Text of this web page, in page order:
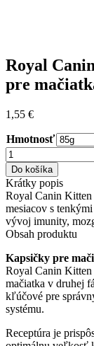
Royal
pre
1,55 €
Hmotnosť
množstvo
Royal
Canin
Kitten
in
Jelly
–
kapsičky
pre
mačiatka
Do košíka
Krátky popis
Royal Canin Kitten
mesiacov s
vývoj imunity,
Obsah produktu
Kapsičky pre
Royal Canin
mačiatka v druhej
kľúčové pre
systému.
Receptúra je